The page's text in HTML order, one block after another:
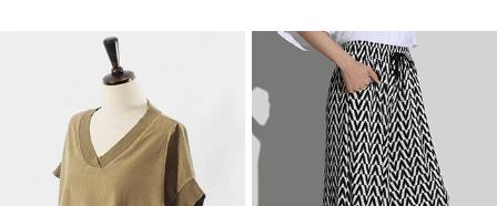
기기 좋은 아이템입니다~